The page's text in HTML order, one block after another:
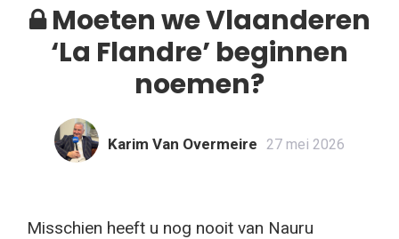
Moeten we Vlaanderen
‘La Flandre’ beginnen
noemen?
Karim Van Overmeire 27 mei 2026
Misschien heeft u nog nooit van Nauru